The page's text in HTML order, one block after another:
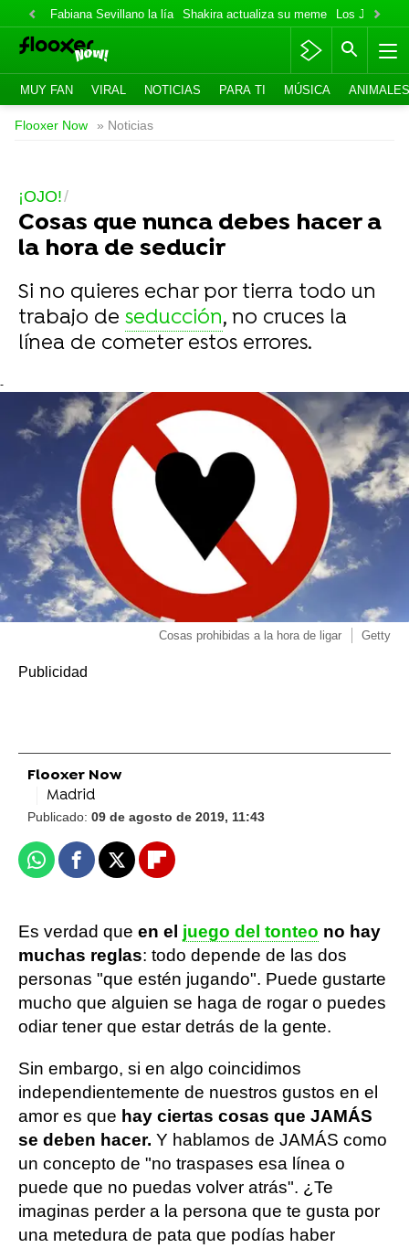
Fabiana Sevillano la lía Shakira actualiza su meme Los Jonas
MUY FAN VIRAL NOTICIAS PARA TI MÚSICA ANIMALES
Flooxer Now » Noticias
¡OJO!
Cosas que nunca debes hacer a
la hora de seducir
Si no quieres echar por tierra todo un
trabajo de seducción, no cruces la
línea de cometer estos errores.
-
Cosas prohibidas a la hora de ligar Getty
Flooxer Now
Madrid
Publicado: 09 de agosto de 2019, 11:43
WhatsappFacebook
X Flipboard
Es verdad que en el juego del tonteo no hay
muchas reglas: todo depende de las dos
personas "que estén jugando". Puede gustarte
mucho que alguien se haga de rogar o puedes
odiar tener que estar detrás de la gente.
Sin embargo, si en algo coincidimos
independientemente de nuestros gustos en el
amor es que hay ciertas cosas que JAMÁS
se deben hacer. Y hablamos de JAMÁS como
un concepto de "no traspases esa línea o
puede que no puedas volver atrás". ¿Te
imaginas perder a la persona que te gusta por
una metedura de pata que podías haber